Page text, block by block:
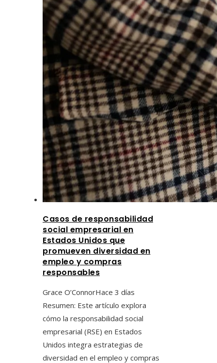
Casos de responsabilidad
social empresarial en
Estados Unidos que
promueven diversidad en
empleo y compras
responsables
Grace O’ConnorHace 3 días
Resumen: Este artículo explora
cómo la responsabilidad social
empresarial (RSE) en Estados
Unidos integra estrategias de
diversidad en el empleo y compras